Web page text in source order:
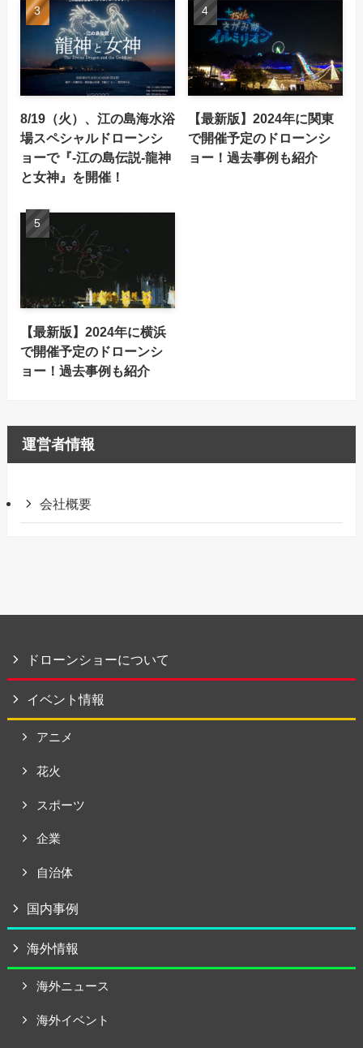
8/19（火）、江の島海水浴
場スペシャルドローンシ
ョーで『-江の島伝説-龍神
と女神』を開催！
【最新版】2024年に関東
で開催予定のドローンシ
ョー！過去事例も紹介
【最新版】2024年に横浜
で開催予定のドローンシ
ョー！過去事例も紹介
運営者情報
会社概要
ドローンショーについて
イベント情報
アニメ
花火
スポーツ
企業
自治体
国内事例
海外情報
海外ニュース
海外イベント